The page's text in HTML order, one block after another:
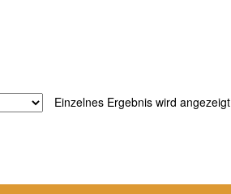
Einzelnes Ergebnis wird angezeigt